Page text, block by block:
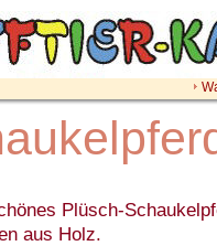
Plüsch-
aus Holz.